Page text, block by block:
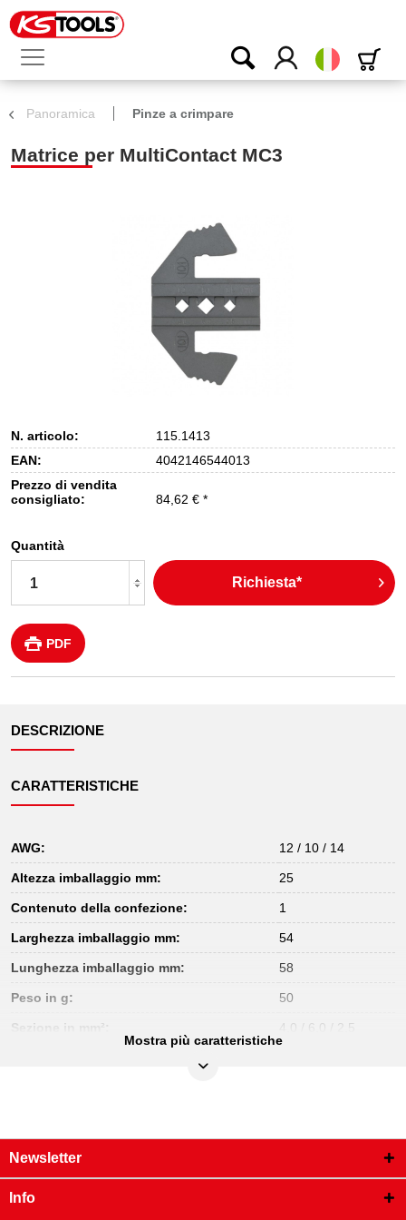
Italiano
Panoramica Pinze a crimpare
Matrice per MultiContact MC3
N. articolo:
115.1413
EAN:
4042146544013
Prezzo di vendita
consigliato:
84,62 € *
Quantità
Richiesta*
PDF
DESCRIZIONE
CARATTERISTICHE
AWG: 12 / 10 / 14
Altezza imballaggio mm: 25
Contenuto della confezione: 1
Larghezza imballaggio mm: 54
Lunghezza imballaggio mm: 58
Peso in g: 50
Sezione in mm²:
4,0 / 6,0 / 2,5
Mostra più caratteristiche
Newsletter
Info